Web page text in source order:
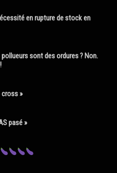
en rupture de stock en
pollueurs sont des ordures ? Non.
cross »
pasé »